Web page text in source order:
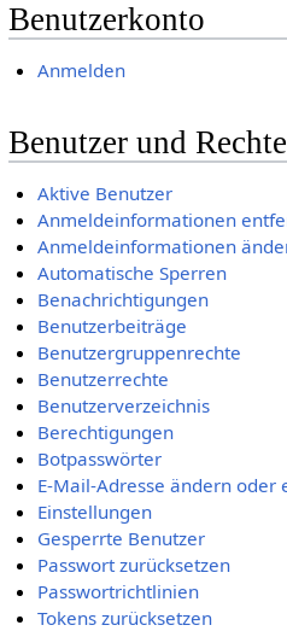
Benutzerkonto
Anmelden
Benutzer und Rechte
Aktive Benutzer
Anmeldeinformationen
Anmeldeinformationen
Automatische Sperren
Benachrichtigungen
Benutzerbeiträge
Benutzergruppenrechte
Benutzerrechte
Benutzerverzeichnis
Berechtigungen
Botpasswörter
E-Mail-Adresse ändern oder
Einstellungen
Gesperrte Benutzer
Passwort zurücksetzen
Passwortrichtlinien
Tokens zurücksetzen